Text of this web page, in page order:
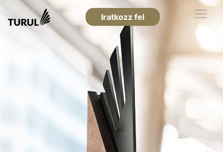
Iratkozz fel